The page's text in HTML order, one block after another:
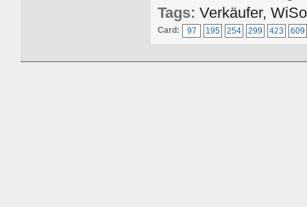
Tags: Verkäufer, WiSo
Card: 97 195 254 299 423 609